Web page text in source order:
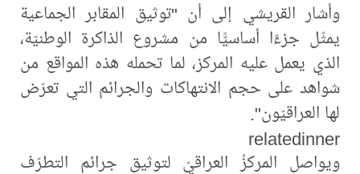
وأشار القريشي إلى أن "توثيق المقابر الجماعية
يمثّل جزءًا أساسيًّا من مشروع الذاكرة الوطنيّة،
الذي يعمل عليه المركز، لما تحمله هذه المواقع من
شواهد على حجم الانتهاكات والجرائم التي تعرّض
لها العراقيّون".
relatedinner
ويواصل المركزُ العراقيّ لتوثيق جرائم التطرّف